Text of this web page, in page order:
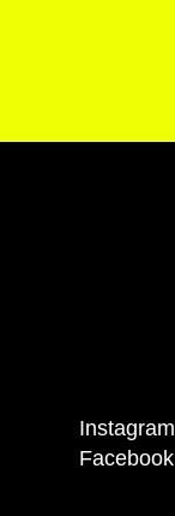
Instagram
Facebook